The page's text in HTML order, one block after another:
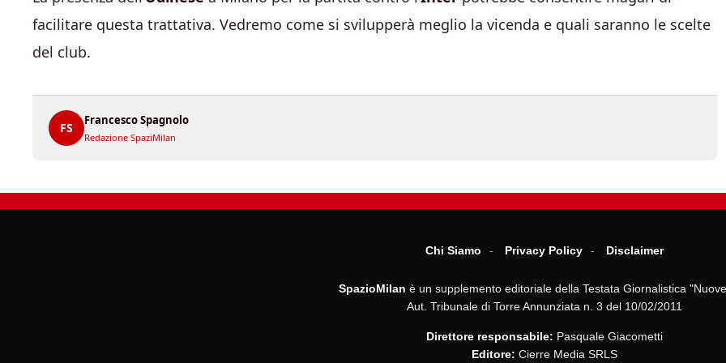
facilitare questa trattativa. Vedremo come si svilupperà meglio la vicenda e quali saranno le scelte
del club.
FS
Francesco Spagnolo
Redazione SpaziMilan
Chi Siamo Privacy Policy Disclaimer
SpazioMilan è un supplemento editoriale della Testata Giornalistica
Aut. Tribunale di Torre Annunziata n. 3 del 10/02/2011
Direttore responsabile: Pasquale Giacometti
Editore: Cierre Media SRLS